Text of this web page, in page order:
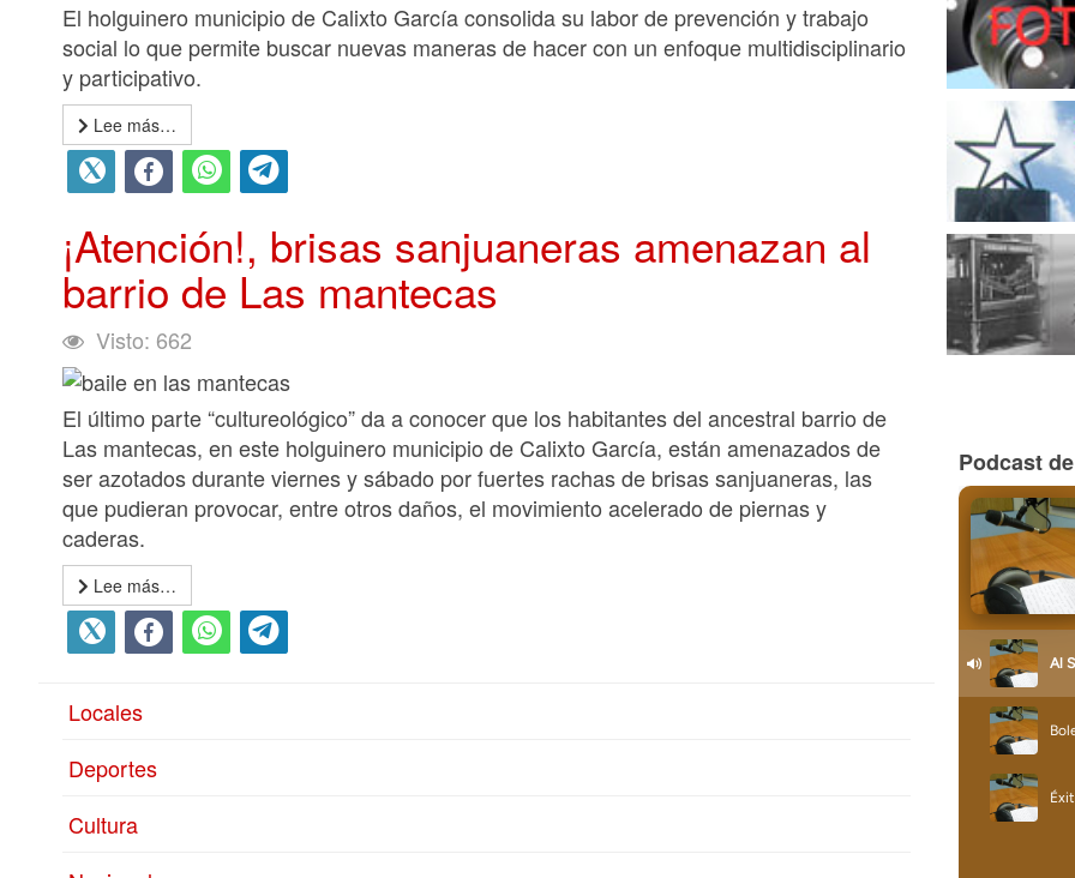
El holguinero municipio de Calixto García consolida su labor de prevención y trabajo
social lo que permite buscar nuevas maneras de hacer con un enfoque multidisciplinario
y participativo.
Lee más…
¡Atención!, brisas sanjuaneras amenazan al
barrio de Las mantecas
Visto: 662
El último parte “cultureológico” da a conocer que los habitantes del ancestral barrio de
Las mantecas, en este holguinero municipio de Calixto García, están amenazados de
ser azotados durante viernes y sábado por fuertes rachas de brisas sanjuaneras, las
que pudieran provocar, entre otros daños, el movimiento acelerado de piernas y
caderas.
Lee más…
Locales
Deportes
Cultura
Podcast